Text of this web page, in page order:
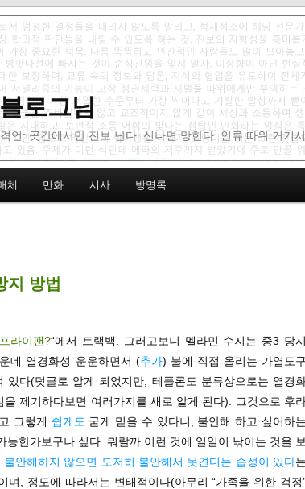
로그님
언: 곳간에서만 진보 난다. 신나면 망한다. 인류 따위 거기
체 만화 시사 방명록
지 방법
라이팬?“에서 트랙백. 그러고보니 멜라민 수지는 중3 당시
데 열경화성 운운하면서 (추가) 불에 직접 올리는 가열도구
있다(덧글로 알게 되었지만, 테플론도 분류상으로는 열경
제기하다보면 여러가지를 새로 알게 된다). 그것으로 후
그렇게 쉽게도 굳게 믿을 수 있다니, 불안해 하고 싶어하는
능한가보구나 싶다. 뭐랄까 이런 것에 일일이 낚이는 것을 보
불안해하지 않으면 도저히 불안해서 못견디는 습성이 있다는
며, 정도에 따라서는 변태적이다(아무리 “가족을 위한 걱정